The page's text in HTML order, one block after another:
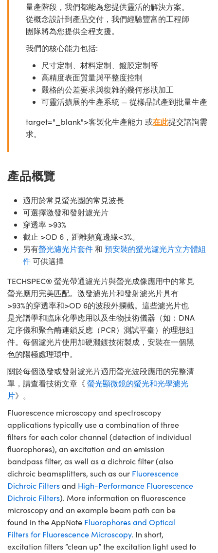
量產階段，我們都能為您提供靈活的解決方案。
從概念設計到產品交付，我們經驗豐富的工程師
團隊將為您提供全程支援。
我們的核心能力包括:
尺寸定制、材料定制、鍍膜定制等
高精度表面質量與平整度控制
嚴格的公差要求與復雜的幾何形狀加工
可靈活擴展的生產系統 — 從樣品試產到批量生產
target="_blank">客製化生產能力 或在此提交諮詢需
求。
產品概覽
適用於常見螢光團的常見波長
可選擇激發和發射濾光片
穿透率 >93%
截止 >OD 6，距離頻寬邊緣<3%。
另有螢光濾光片套件和 預安裝的螢光濾光片立方體組
件可供選擇
TECHSPEC® 螢光帶通濾光片與螢光成像應用中的常見
螢光應用完美匹配。激發濾光片和發射濾光片具有
>93%的穿透率和>OD 6的波段外攔截。這些濾光片也
是光譜學和臨床化學應用以及生物技術儀器（如：DNA
定序儀和聚合酶連鎖反應（PCR）測試平臺）的理想組
件。每個濾光片使用加硬濺鍍技術製成，安裝在一個黑
色的陽極處理環中。
關於每個激發或發射濾光片適用螢光波段應用的完整清
單，請查看技術文章《 螢光顯微鏡的螢光和光學濾光
片》。
Fluorescence microscopy and spectroscopy
applications typically use a combination of three
filters for each color channel (detection of individual
fluorophores), an excitation and an emission
bandpass filter, as well as a dichroic filter (also
dichroic beamsplitters, such as our Fluorescence
Dichroic Filtersand High-Performance Fluorescence
Dichroic Filters). More information on fluorescence
microscopy and an example beam path can be
found in the AppNote Fluorophores and Optical
Filters for Fluorescence Microscopy. In short,
excitation filters “clean up” the excitation light used to